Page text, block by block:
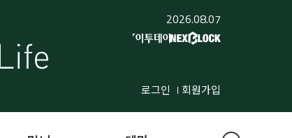
2026.08.07
로그인 회원가입